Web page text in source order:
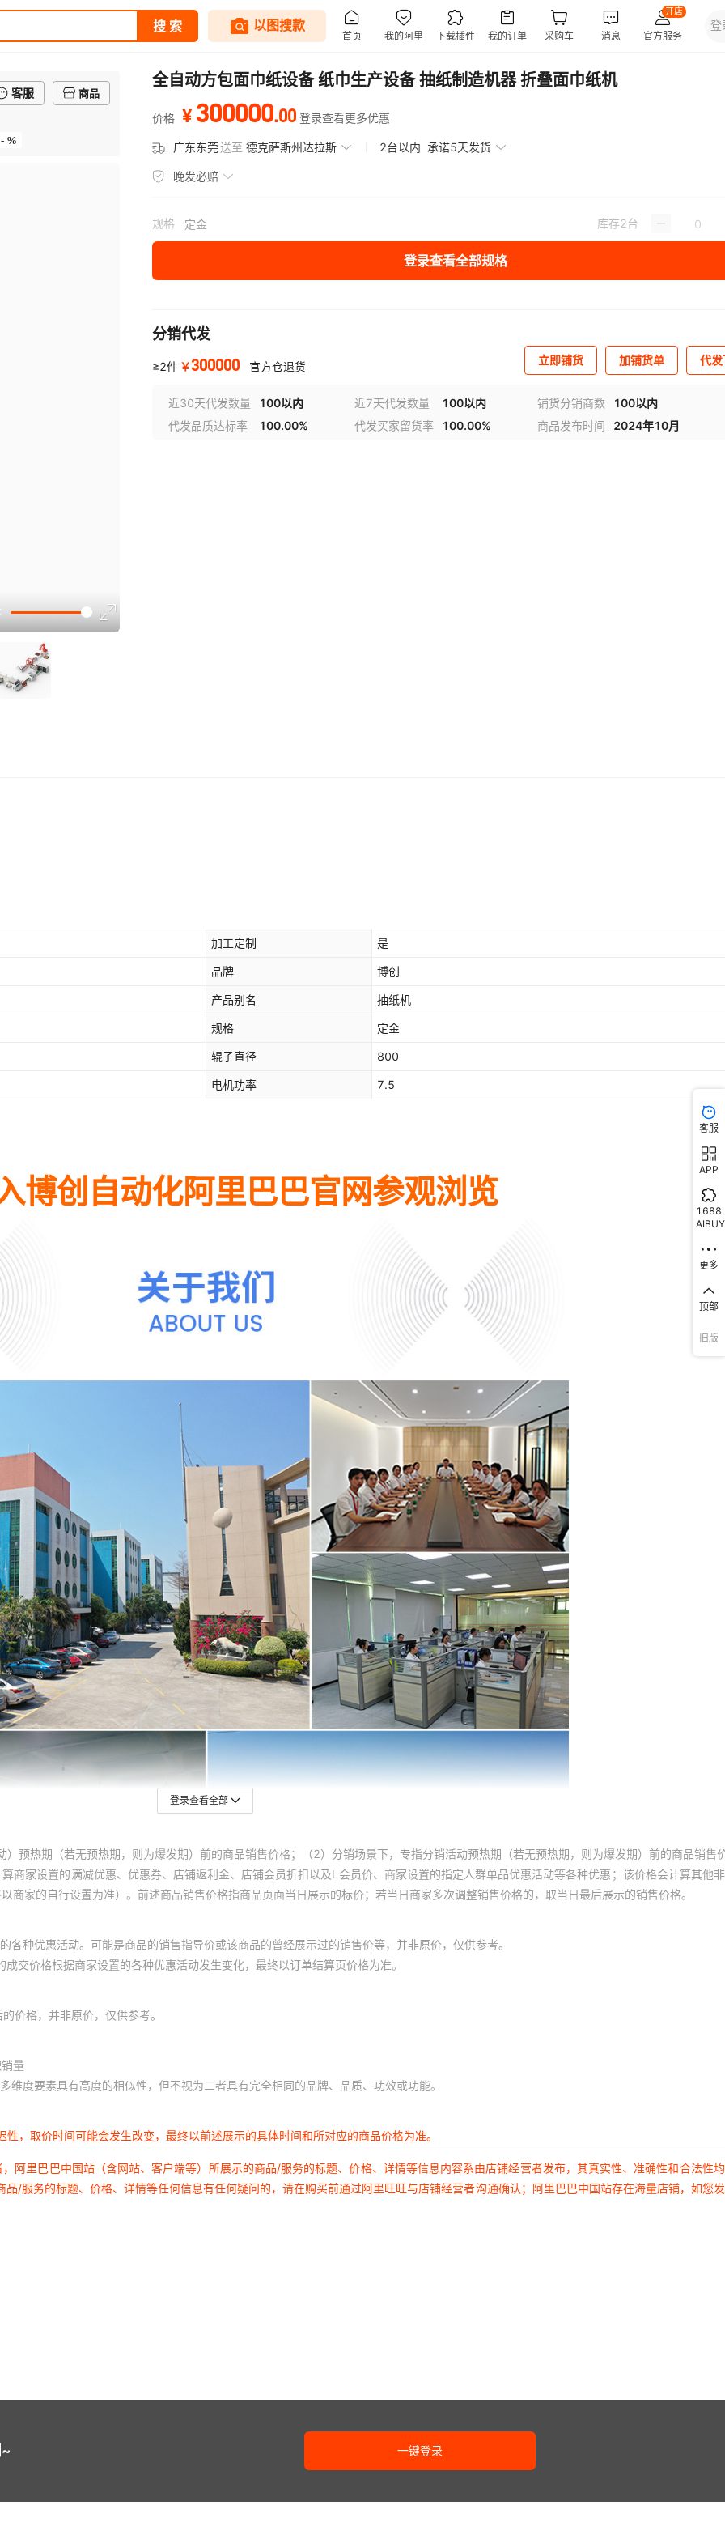
客服 商品
- %
全自动方包面巾纸设备 纸巾生产设备 抽纸制造机器 折叠面巾纸机
价格 ¥ 300000.00 登录查看更多优惠
广东东莞送至 德克萨斯州达拉斯 2台以内 承诺5天发货
晚发必赔
规格 定金 库存2台
登录查看全部规格
分销代发
≥2件 ￥300000 官方仓退货 立即铺货 加铺货单 代
近30天代发数量 100以内 近7天代发数量 100以内 铺货分销商数
100以内
代发品质达标率
100.00% 代发买家留货率 100.00% 商品发布时间 2024年10月
加工定制 是
品牌 博创
产品别名 抽纸机
规格 定金
辊子直径 800
电机功率 7.5
登录查看全部
预热期（若无预热期，则为爆发期）前的商品销售价格；（2）分销场景下，专指分销活动预热期（若无预热期，则为爆发期）前的商品销售
商家设置的满减优惠、优惠券、店铺返利金、店铺会员折扣以及L会员价、商家设置的指定人群单品优惠活动等各种优惠；该价格会计算其他
家的自行设置为准）。前述商品销售价格指商品页面当日展示的标价；若当日商家多次调整销售价格的，取当日最后展示的销售价格。
种优惠活动。可能是商品的销售指导价或该商品的曾经展示过的销售价等，并非原价，仅供参考。
交价格根据商家设置的各种优惠活动发生变化，最终以订单结算页价格为准。
价格，并非原价，仅供参考。
量
度要素具有高度的相似性，但不视为二者具有完全相同的品牌、品质、功效或功能。
，取价时间可能会发生改变，最终以前述展示的具体时间和所对应的商品价格为准。
阿里巴巴中国站（含网站、客户端等）所展示的商品/服务的标题、价格、详情等信息内容系由店铺经营者发布，其真实性、准确性和合法性
/服务的标题、价格、详情等任何信息有任何疑问的，请在购买前通过阿里旺旺与店铺经营者沟通确认；阿里巴巴中国站存在海量店铺，如您
一键登录
客服
APP
1688
AIBUY
更多
顶部
旧版